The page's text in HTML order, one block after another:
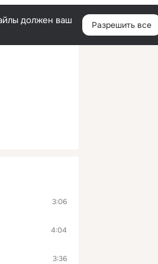
Войти
должен ваш
Разрешить все
3:06
4:04
3:36